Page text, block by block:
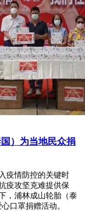
）为当地民众捐
疫情防控的关键时
疫攻坚克难提供保
，浦林成山轮胎（泰
口罩捐赠活动。